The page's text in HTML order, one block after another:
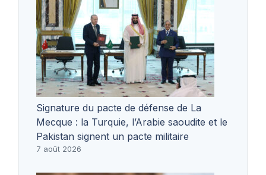
Signature du pacte de défense de La
Mecque : la Turquie, l’Arabie saoudite et le
Pakistan signent un pacte militaire
7 août 2026